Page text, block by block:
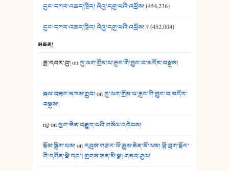
དུང་དཀར་འཆད་ཁྲིད། ལེའུ་དགུ་པའི་འཕྲོས།(454,236)
དུང་དཀར་འཆད་ཁྲིད། ལེའུ་དགུ་པའི་འཕྲོས། ༢(452,004)
མཆན།
ཆུ་དབར་བུ།onརུ་ལག་གྲོམ་པ་རྒྱང་གི་བྱུང་བ་མདོར་བསྡུས།
སྐལ་བཟང་མཁས་གྲུབ།onརུ་ལག་གྲོམ་པ་རྒྱང་གི་བྱུང་བ་མདོར་
བསྡུས།
ngonཕྱག་ཆེན་བརྒྱུད་པའི་གསོལ་འདེབས།
རྩོམ་སྒྲིག་པས།onདབུས་གཙང་ལོ་རྒྱུས་ཆེན་མོ་ལས། ལྷོ་བྲག་རྫོང་
གི་དགོན་སྡེ་དང་། གྲགས་ཅན་མི་སྣ། གནའ་ཤུལ།